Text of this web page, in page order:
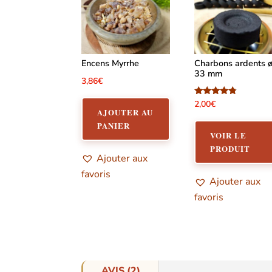
Encens Myrrhe
3,86€
AJOUTER AU
PANIER
Ajouter aux
favoris
Charbons ardents
33 mm
Note
4.57
2,00€
VOIR LE
PRODUIT
Ajouter aux
favoris